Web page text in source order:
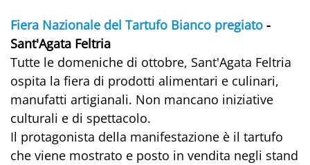
Fiera Nazionale del Tartufo Bianco pregiato -
Sant'Agata Feltria
Tutte le domeniche di ottobre, Sant'Agata Feltria
ospita la fiera di prodotti alimentari e culinari,
manufatti artigianali. Non mancano iniziative
culturali e di spettacolo.
Il protagonista della manifestazione è il tartufo
che viene mostrato e posto in vendita negli stand